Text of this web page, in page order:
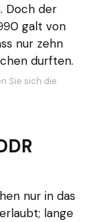
Doch der
galt von
nur zehn
durften.
Sie sich die
nur in das
lange